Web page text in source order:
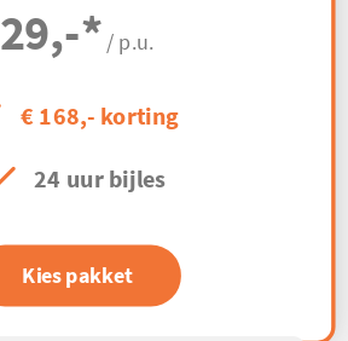
29,-* / p.u.
€ 168,- korting
24 uur bijles
Kies pakket